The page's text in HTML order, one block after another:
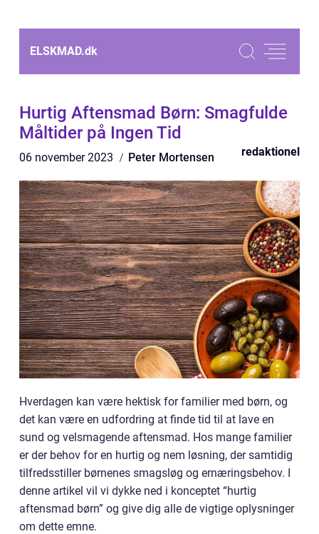
ELSKMAD.dk
Hurtig Aftensmad Børn: Smagfulde
Måltider på Ingen Tid
06 november 2023 Peter Mortensen redaktionel
Hverdagen kan være hektisk for familier med børn, og
det kan være en udfordring at finde tid til at lave en
sund og velsmagende aftensmad. Hos mange familier
er der behov for en hurtig og nem løsning, der samtidig
tilfredsstiller børnenes smagsløg og ernæringsbehov. I
denne artikel vil vi dykke ned i konceptet “hurtig
aftensmad børn” og give dig alle de vigtige oplysninger
om dette emne.